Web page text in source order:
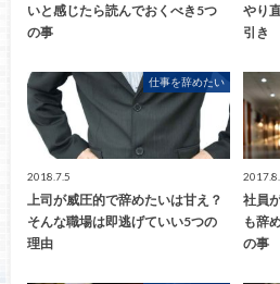
いと感じたら読んでおくべき5つ
の事
やり
引き
仕事を辞めたい
2018.7.5
上司が威圧的で辞めたいは甘え？
そんな職場は即逃げていい5つの
理由
社員
も辞
の事